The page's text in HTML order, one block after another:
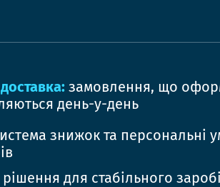
замовлення, що
день-у-день
знижок та персональні
для стабільного